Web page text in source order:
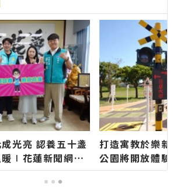
蓮新聞網官方網站各類新聞－最快
速的今日新聞報導 最新的在地資
訊！
光亮 認養五十盞
∣花蓮新聞網官
最快速的今日新
地資訊！
打造寓教於樂新
公園將開放體
網站各類新聞－